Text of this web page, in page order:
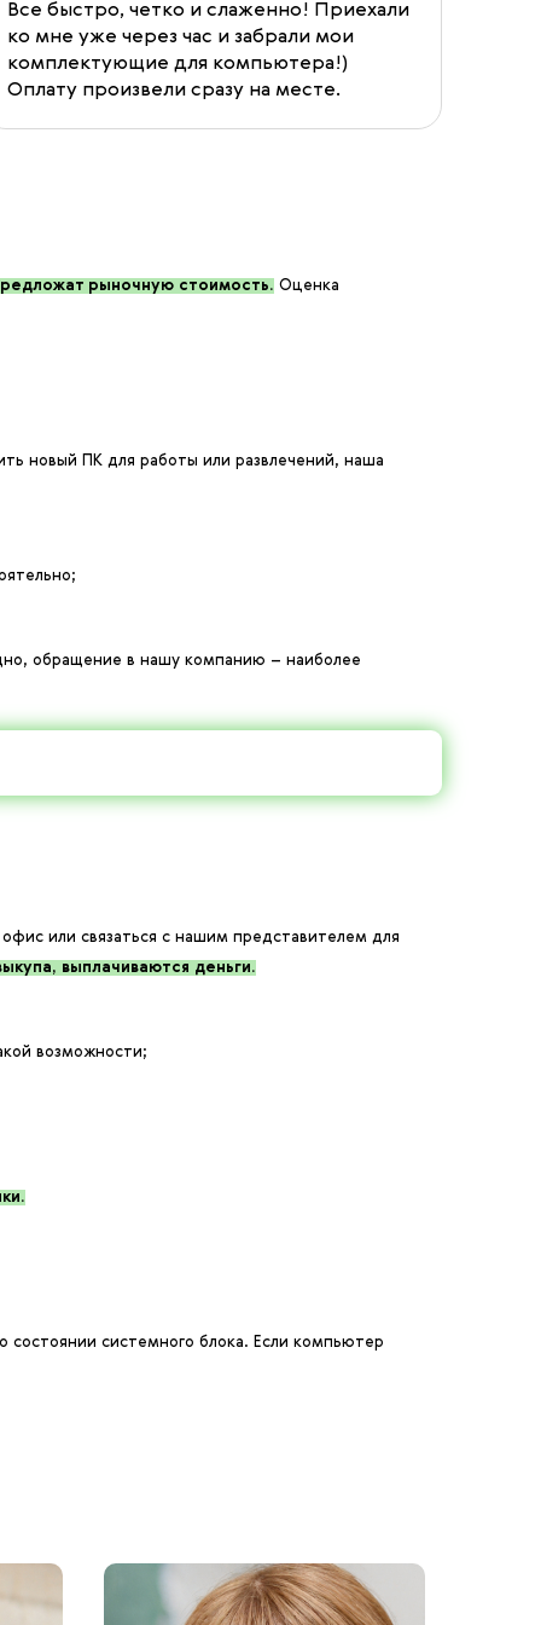
Все быстро, четко и слаженно! Приехали
ко мне уже через час и забрали мои
комплектующие для компьютера!)
Оплату произвели сразу на месте.
рыночную стоимость. Оценка
новый ПК для работы или развлечений, наша
обращение в нашу компанию – наиболее
или связаться с нашим представителем для
выплачиваются деньги.
возможности;
состоянии системного блока. Если компьютер